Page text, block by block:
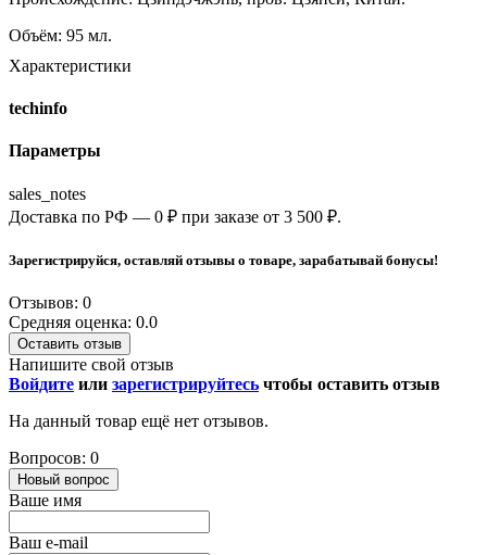
Объём: 95 мл.
Характеристики
techinfo
Параметры
sales_notes
Доставка по РФ — 0 ₽ при заказе от 3 500 ₽.
Зарегистрируйся, оставляй отзывы о товаре, зарабатывай бонусы!
Отзывов: 0
Средняя оценка: 0.0
Оставить отзыв
Напишите свой отзыв
Войдите или зарегистрируйтесь чтобы оставить отзыв
На данный товар ещё нет отзывов.
Вопросов: 0
Новый вопрос
Ваше имя
Ваш e-mail